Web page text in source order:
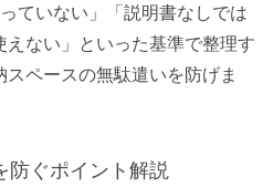
ていない」「説明書なしでは
ない」といった基準で整理す
ペースの無駄遣いを防げま
防ぐポイント解説